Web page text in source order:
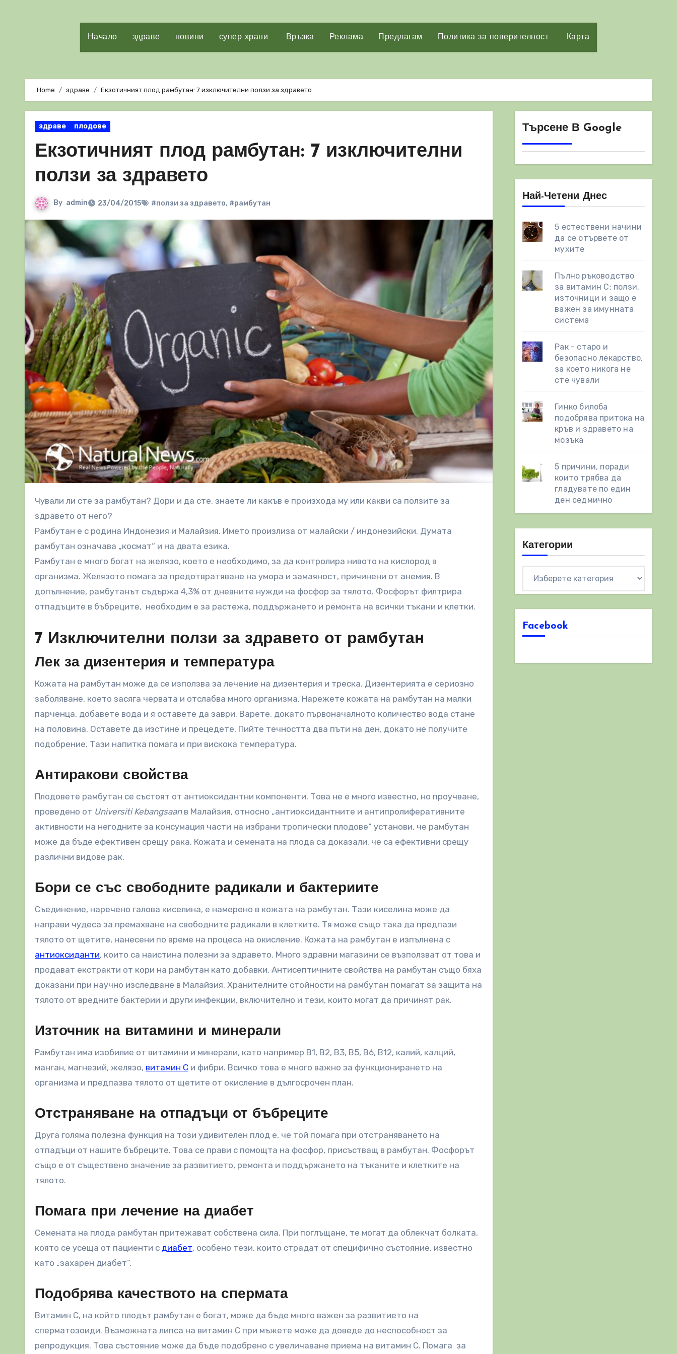
Начало здраве новини супер храни Връзка Реклама Предлагам Политика за поверителност Карта
Home здраве Екзотичният плод рамбутан: 7 изключителни ползи за здравето
здраве плодове
Екзотичният плод рамбутан: 7 изключителни
ползи за здравето
By admin 23/04/2015 #ползи за здравето, #рамбутан
Чували ли сте за рамбутан? Дори и да сте, знаете ли какъв е произхода му или какви са ползите за
здравето от него?
Рамбутан е с родина Индонезия и Малайзия. Името произлиза от малайски / индонезийски. Думата
рамбутан означава „космат“ и на двата езика.
Рамбутан е много богат на желязо, което е необходимо, за да контролира нивото на кислород в
организма. Желязото помага за предотвратяване на умора и замаяност, причинени от анемия. В
допълнение, рамбутанът съдържа 4,3% от дневните нужди на фосфор за тялото. Фосфорът филтрира
отпадъците в бъбреците, необходим е за растежа, поддържането и ремонта на всички тъкани и клетки.
7 Изключителни ползи за здравето от рамбутан
Лек за дизентерия и температура
Кожата на рамбутан може да се използва за лечение на дизентерия и треска. Дизентерията е сериозно
заболяване, което засяга червата и отслабва много организма. Нарежете кожата на рамбутан на малки
парченца, добавете вода и я оставете да заври. Варете, докато първоначалното количество вода стане
на половина. Оставете да изстине и прецедете. Пийте течността два пъти на ден, докато не получите
подобрение. Тази напитка помага и при вискока температура.
Антиракови свойства
Плодовете рамбутан се състоят от антиоксидантни компоненти. Това не е много известно, но проучване,
проведено от Universiti Kebangsaanв Малайзия, относно „антиоксидантните и антипролиферативните
активности на негодните за консумация части на избрани тропически плодове“ установи, че рамбутан
може да бъде ефективен срещу рака. Кожата и семената на плода са доказали, че са ефективни срещу
различни видове рак.
Бори се със свободните радикали и бактериите
Съединение, наречено галова киселина, е намерено в кожата на рамбутан. Тази киселина може да
направи чудеса за премахване на свободните радикали в клетките. Тя може също така да предпази
тялото от щетите, нанесени по време на процеса на окисление. Кожата на рамбутан е изпълнена с
антиоксиданти, които са наистина полезни за здравето. Много здравни магазини се възползват от това и
продават екстракти от кори на рамбутан като добавки. Антисептичните свойства на рамбутан също бяха
доказани при научно изследване в Малайзия. Хранителните стойности на рамбутан помагат за защита на
тялото от вредните бактерии и други инфекции, включително и тези, които могат да причинят рак.
Източник на витамини и минерали
Рамбутан има изобилие от витамини и минерали, като например B1, B2, B3, B5, B6, B12, калий, калций,
манган, магнезий, желязо, витамин С и фибри. Всичко това е много важно за функционирането на
организма и предпазва тялото от щетите от окисление в дългосрочен план.
Отстраняване на отпадъци от бъбреците
Друга голяма полезна функция на този удивителен плод е, че той помага при отстраняването на
отпадъци от нашите бъбреците. Това се прави с помощта на фосфор, присъстващ в рамбутан. Фосфорът
също е от съществено значение за развитието, ремонта и поддържането на тъканите и клетките на
тялото.
Помага при лечение на диабет
Семената на плода рамбутан притежават собствена сила. При поглъщане, те могат да облекчат болката,
която се усеща от пациенти с диабет, особено тези, които страдат от специфично състояние, известно
като „захарен диабет“.
Подобрява качеството на спермата
Витамин С, на който плодът рамбутан е богат, може да бъде много важен за развитието на
сперматозоиди. Възможната липса на витамин С при мъжете може да доведе до неспособност за
репродукция. Това състояние може да бъде подобрено с увеличаване приема на витамин С. Помага за
Търсене В Google
Най-Четени Днес
5 естествени начини
да се отървете от
мухите
Пълно ръководство
за витамин С: ползи,
източници и защо е
важен за имунната
система
Рак - старо и
безопасно лекарство,
за което никога не
сте чували
Гинко билоба
подобрява притока на
кръв и здравето на
мозъка
5 причини, поради
които трябва да
гладувате по един
ден седмично
Категории
Facebook